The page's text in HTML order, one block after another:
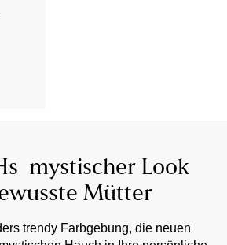
 mystischer Look
Mütter
trendy Farbgebung, die neuen